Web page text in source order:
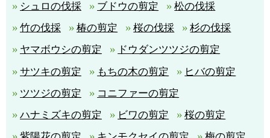
シュロの伐採
ブドウの剪定
松の伐採
竹の伐採
椿の剪定 桜の伐採
杉の伐採
ヤマボウシの剪定
ドウダンツツジの剪定
サツキの剪定
もちの木の剪定
ヒバの剪定
ツツジの剪定
コニファーの剪定
ハナミズキの剪定
ビワの剪定
桜の剪定